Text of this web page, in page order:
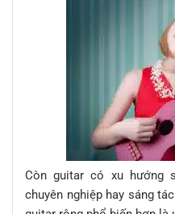
Còn guitar có xu hướng
chuyên nghiệp hay sáng